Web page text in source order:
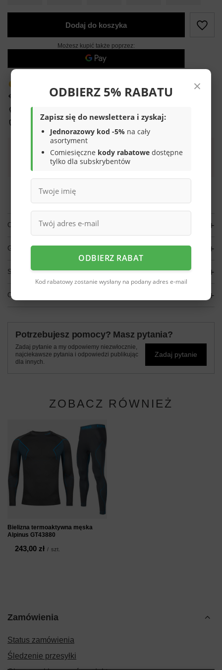
Dodaj do koszyka
Możesz kupić także poprzez:
dni na łatwy zwrot
Sprawdź, w którym sklepie obejrzysz i kupisz od ręki
Bezpieczne zakupy
Darmowa dostawa do paczkomatu lub punktu
Więcej informacji.
OPIS
GŁÓWNE PARAMETRY
SZCZEGÓŁOWE DANE
OPINIE
Potrzebujesz pomocy? Masz pytania?
Zadaj pytanie a my odpowiemy niezwłocznie,
najciekawsze pytania i odpowiedzi publikując
dla innych.
Zadaj pytanie
ZOBACZ RÓWNIEŻ
Bielizna termoaktywna męska
Alpinus GT43880
243,00 zł / szt.
Zamówienia
Status zamówienia
Śledzenie przesyłki
×
ODBIERZ 5% RABATU
Zapisz się do newslettera i zyskaj:
Jednorazowy kod -5% na cały
asortyment
Comiesięczne kody rabatowe dostępne
tylko dla subskrybentów
ODBIERZ RABAT
Kod rabatowy zostanie wysłany na podany adres e-mail